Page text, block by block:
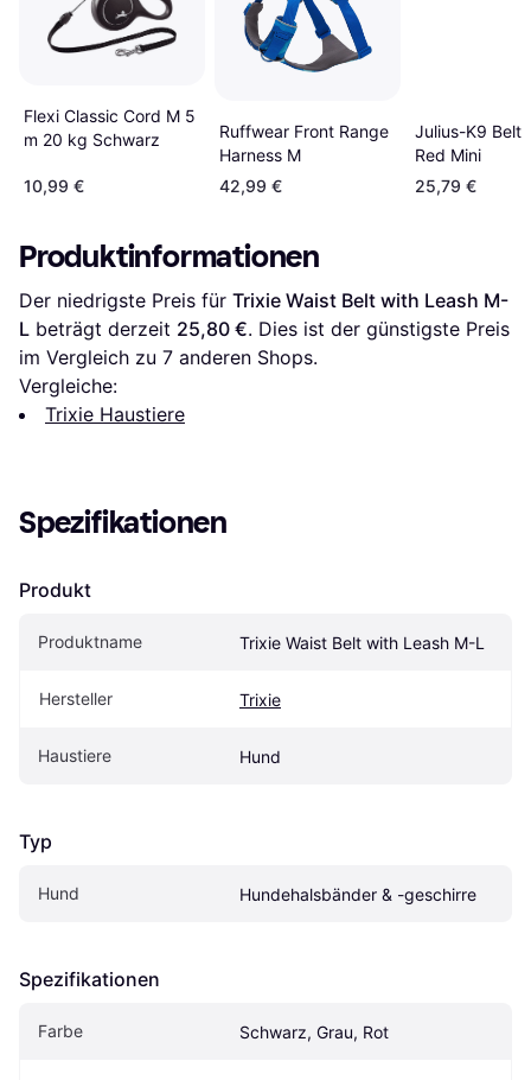
Flexi Classic Cord M 5
m 20 kg Schwarz
10,99 €
Ruffwear Front Range
Harness M
42,99 €
Julius-K9 Belt
Red Mini
25,79 €
Produktinformationen
Der niedrigste Preis für Trixie Waist Belt with Leash M-
L beträgt derzeit 25,80 €. Dies ist der günstigste Preis
im Vergleich zu 7 anderen Shops.
Vergleiche:
Trixie Haustiere
Spezifikationen
Produkt
Produktname Trixie Waist Belt with Leash M-L
Hersteller Trixie
Haustiere Hund
Typ
Hund Hundehalsbänder & -geschirre
Spezifikationen
Farbe Schwarz, Grau, Rot